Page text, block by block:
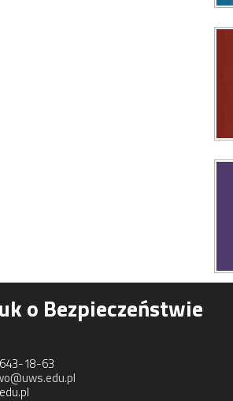
o Bezpieczeństwie
18-63